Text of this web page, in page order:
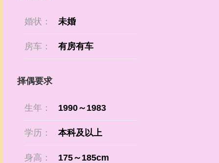
婚状： 未婚
房车： 有房有车
择偶要求
生年： 1990～1983
学历： 本科及以上
身高： 175～185cm